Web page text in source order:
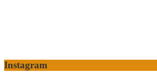
Instagram